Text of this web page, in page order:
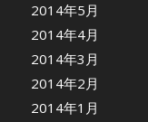
2014年5月
2014年4月
2014年3月
2014年2月
2014年1月